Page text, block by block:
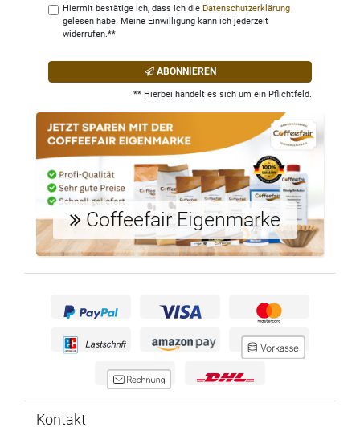
Hiermit bestätige ich, dass ich die Daten­schutz­erklärung
gelesen habe. Meine Einwilligung kann ich jederzeit
widerrufen.**
ABONNIEREN
** Hierbei handelt es sich um ein Pflichtfeld.
Coffeefair Eigenmarke
Kontakt